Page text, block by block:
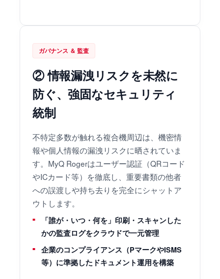
ガバナンス ＆ 監査
② 情報漏洩リスクを未然に
防ぐ、強固なセキュリティ
統制
不特定多数が触れる複合機周辺は、機密情
報や個人情報の漏洩リスクに晒されていま
す。MyQ Rogerはユーザー認証（QRコード
やICカード等）を徹底し、重要書類の他者
への誤渡しや持ち去りを完全にシャットア
ウトします。
「誰が・いつ・何を」印刷・スキャンした
かの監査ログをクラウドで一元管理
企業のコンプライアンス（PマークやISMS
等）に準拠したドキュメント運用を構築